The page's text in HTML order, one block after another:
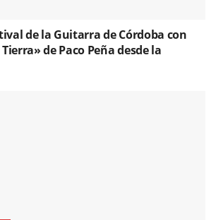
de la Guitarra de Córdoba con
de Paco Peña desde la